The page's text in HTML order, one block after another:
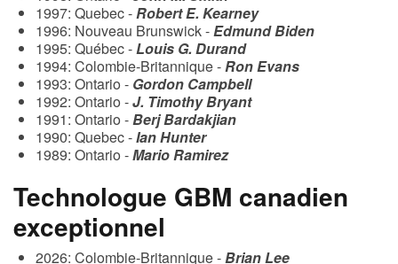
1997: Quebec -Robert E. Kearney
1996: Nouveau Brunswick -Edmund Biden
1995: Québec -Louis G. Durand
1994: Colombie-Britannique -Ron Evans
1993: Ontario - Gordon Campbell
1992: Ontario -J. Timothy Bryant
1991: Ontario -Berj Bardakjian
1990: Quebec -Ian Hunter
1989: Ontario -Mario Ramirez
Technologue GBM canadien
exceptionnel
2026: Colombie-Britannique -Brian Lee